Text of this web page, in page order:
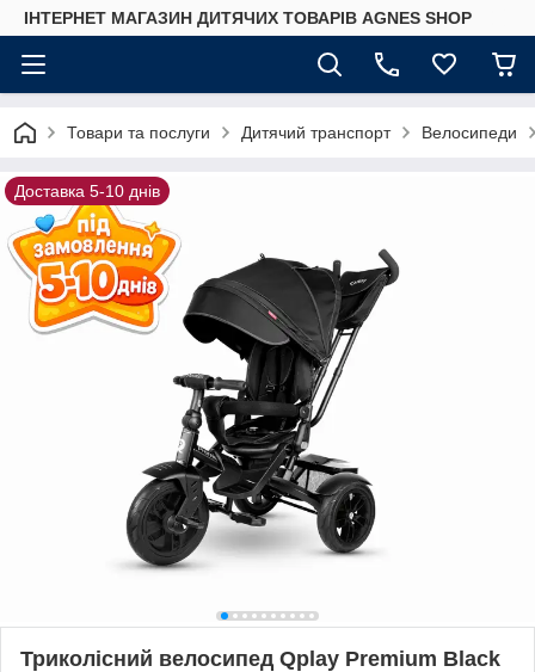
ІНТЕРНЕТ МАГАЗИН ДИТЯЧИХ ТОВАРІВ AGNES SHOP
Товари та послуги Дитячий транспорт Велосипеди
Доставка 5-10 днів
Триколісний велосипед Qplay Premium Black